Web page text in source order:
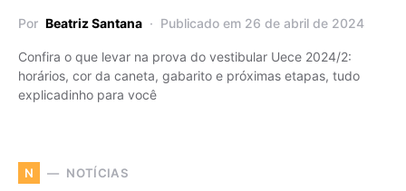
Por Beatriz Santana Publicado em 26 de abril de 2024
Confira o que levar na prova do vestibular Uece 2024/2:
horários, cor da caneta, gabarito e próximas etapas, tudo
explicadinho para você
N NOTÍCIAS